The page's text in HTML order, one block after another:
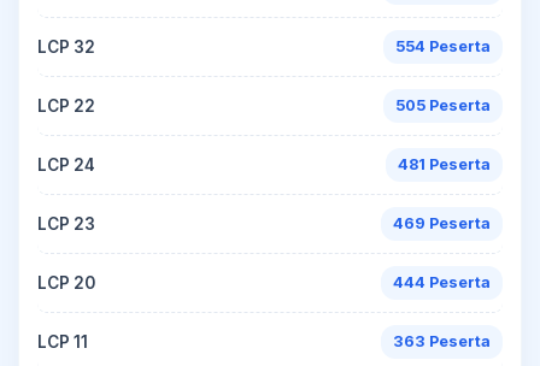
LCP 32 554 Peserta
LCP 22 505 Peserta
LCP 24 481 Peserta
LCP 23 469 Peserta
LCP 20 444 Peserta
LCP 11 363 Peserta